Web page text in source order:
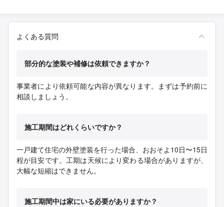
よくある質問
部分的な塗装や補修は依頼できますか？
事業者により依頼可能な内容が異なります。まずは予約前に
相談しましょう。
施工期間はどれくらいですか？
一戸建て住宅の外壁塗装を行った場合、おおそよ10日〜15日
程が目安です。工期は天候により変わる場合がありますが、
大幅な短縮はできません。
施工期間中は家にいる必要がありますか？